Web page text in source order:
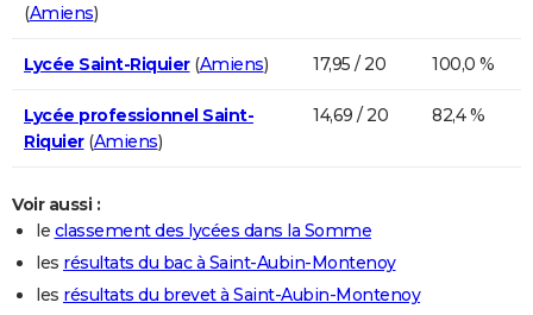
(Amiens)
Lycée Saint-Riquier(Amiens) 17,95 / 20 100,0 %
Lycée professionnel Saint-
Riquier(Amiens)
14,69 / 20 82,4 %
Voir aussi :
le classement des lycées dans la Somme
les résultats du bac à Saint-Aubin-Montenoy
les résultats du brevet à Saint-Aubin-Montenoy